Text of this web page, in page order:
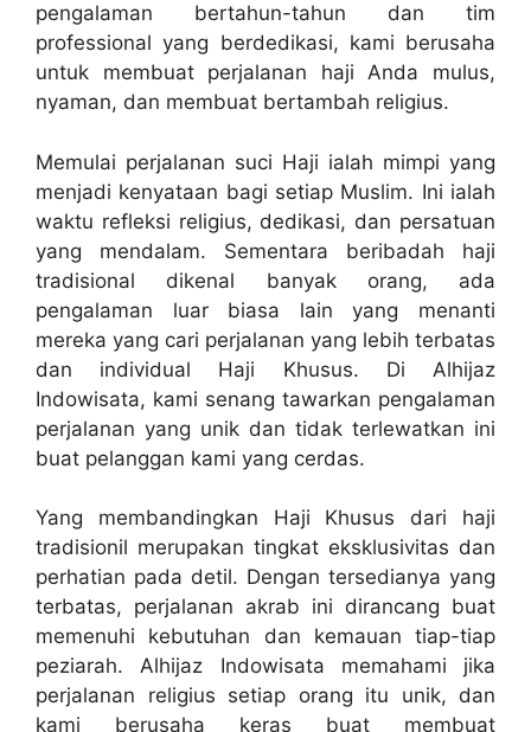
pengalaman bertahun-tahun dan tim
professional yang berdedikasi, kami berusaha
untuk membuat perjalanan haji Anda mulus,
nyaman, dan membuat bertambah religius.
Memulai perjalanan suci Haji ialah mimpi yang
menjadi kenyataan bagi setiap Muslim. Ini ialah
waktu refleksi religius, dedikasi, dan persatuan
yang mendalam. Sementara beribadah haji
tradisional dikenal banyak orang, ada
pengalaman luar biasa lain yang menanti
mereka yang cari perjalanan yang lebih terbatas
dan individual Haji Khusus. Di Alhijaz
Indowisata, kami senang tawarkan pengalaman
perjalanan yang unik dan tidak terlewatkan ini
buat pelanggan kami yang cerdas.
Yang membandingkan Haji Khusus dari haji
tradisionil merupakan tingkat eksklusivitas dan
perhatian pada detil. Dengan tersedianya yang
terbatas, perjalanan akrab ini dirancang buat
memenuhi kebutuhan dan kemauan tiap-tiap
peziarah. Alhijaz Indowisata memahami jika
perjalanan religius setiap orang itu unik, dan
kami berusaha keras buat membuat